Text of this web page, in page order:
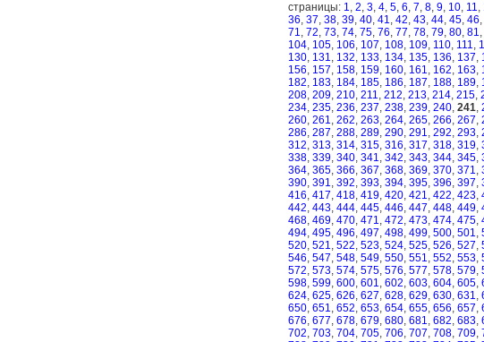
страницы: 1, 2, 3, 4, 5, 6, 7, 8, 9, 10, 11,
36, 37, 38, 39, 40, 41, 42, 43, 44, 45, 46,
71, 72, 73, 74, 75, 76, 77, 78, 79, 80, 81,
104, 105, 106, 107, 108, 109, 110, 111,
130, 131, 132, 133, 134, 135, 136, 137,
156, 157, 158, 159, 160, 161, 162, 163,
182, 183, 184, 185, 186, 187, 188, 189,
208, 209, 210, 211, 212, 213, 214, 215,
234, 235, 236, 237, 238, 239, 240, 241,
260, 261, 262, 263, 264, 265, 266, 267,
286, 287, 288, 289, 290, 291, 292, 293,
312, 313, 314, 315, 316, 317, 318, 319,
338, 339, 340, 341, 342, 343, 344, 345,
364, 365, 366, 367, 368, 369, 370, 371,
390, 391, 392, 393, 394, 395, 396, 397,
416, 417, 418, 419, 420, 421, 422, 423,
442, 443, 444, 445, 446, 447, 448, 449,
468, 469, 470, 471, 472, 473, 474, 475,
494, 495, 496, 497, 498, 499, 500, 501,
520, 521, 522, 523, 524, 525, 526, 527,
546, 547, 548, 549, 550, 551, 552, 553,
572, 573, 574, 575, 576, 577, 578, 579,
598, 599, 600, 601, 602, 603, 604, 605,
624, 625, 626, 627, 628, 629, 630, 631,
650, 651, 652, 653, 654, 655, 656, 657,
676, 677, 678, 679, 680, 681, 682, 683,
702, 703, 704, 705, 706, 707, 708, 709,